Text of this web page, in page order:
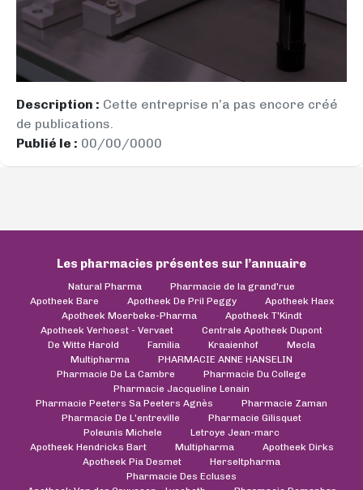
Description : Cette entreprise n’a pas encore créé
de publications.
Publié le : 00/00/0000
Les pharmacies présentes sur l’annuaire
Natural Pharma
Pharmacie de la grand'rue
Apotheek Bare
Apotheek De Pril Peggy
Apotheek Haex
Apotheek Moerbeke-Pharma
Apotheek T'Kindt
Apotheek Verhoest - Vervaet
Centrale Apotheek Dupont
De Witte Harold
Familia Kraaienhof
Mecla
Multipharma
PHARMACIE ANNE HANSELIN
Pharmacie De La Cambre
Pharmacie Du College
Pharmacie Jacqueline Lenain
Pharmacie Peeters Sa Peeters Agnès
Pharmacie Zaman
Pharmacie De L'entreville
Pharmacie Gilisquet
Poleunis Michele
Letroye Jean-marc
Apotheek Hendricks Bart
Multipharma
Apotheek Dirks
Apotheek Pia Desmet
Herseltpharma
Pharmacie Des Ecluses